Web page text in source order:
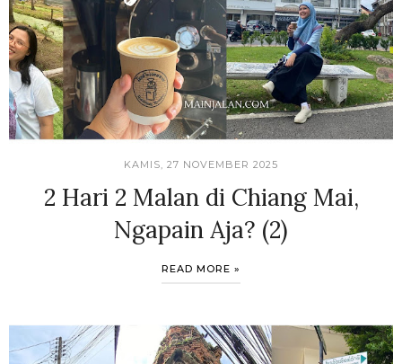
KAMIS, 27 NOVEMBER 2025
2 Hari 2 Malan di Chiang Mai,
Ngapain Aja? (2)
READ MORE »